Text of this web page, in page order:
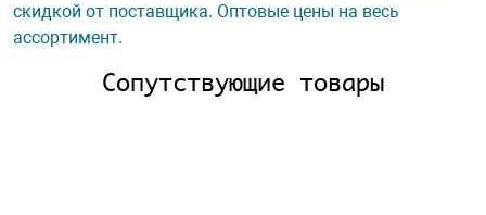
скидкой от поставщика. Оптовые цены на весь
ассортимент.
Сопутствующие товары